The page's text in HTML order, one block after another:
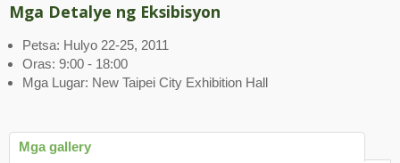
Mga Detalye ng Eksibisyon
Petsa: Hulyo 22-25, 2011
Oras: 9:00 - 18:00
Mga Lugar: New Taipei City Exhibition Hall
Mga gallery